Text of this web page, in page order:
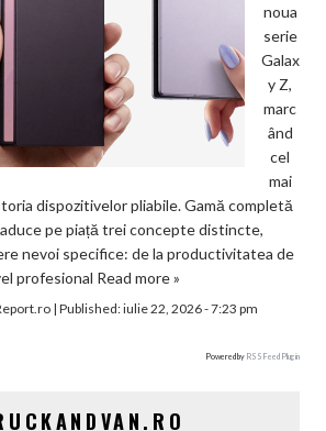
noua
serie
Galax
y Z,
marc
ând
cel
mai
dispozitivelor pliabile. Gamă completă
pe piață trei concepte distincte,
nevoi specifice: de la productivitatea de
profesional Read more »
| Published:iulie 22, 2026 - 7:23 pm
Powered by RSS Feed Plugin